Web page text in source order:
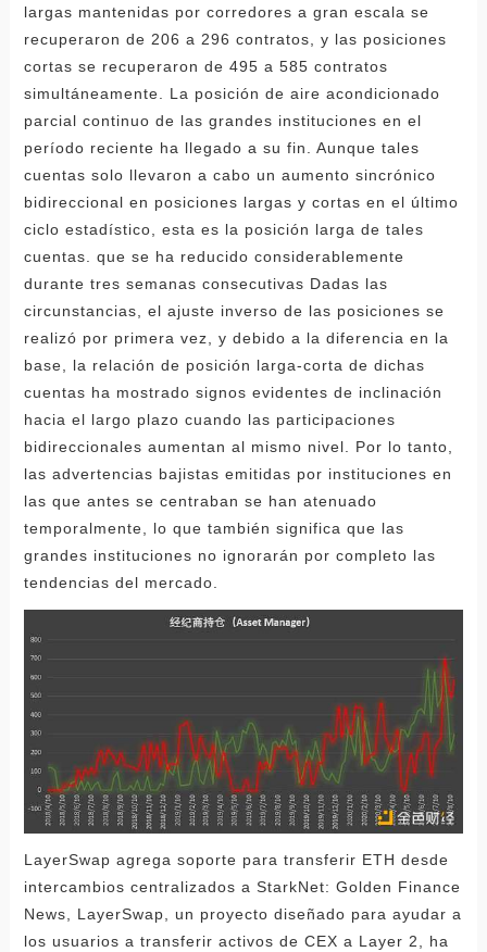
largas mantenidas por corredores a gran escala se
recuperaron de 206 a 296 contratos, y las posiciones
cortas se recuperaron de 495 a 585 contratos
simultáneamente. La posición de aire acondicionado
parcial continuo de las grandes instituciones en el
período reciente ha llegado a su fin. Aunque tales
cuentas solo llevaron a cabo un aumento sincrónico
bidireccional en posiciones largas y cortas en el último
ciclo estadístico, esta es la posición larga de tales
cuentas. que se ha reducido considerablemente
durante tres semanas consecutivas Dadas las
circunstancias, el ajuste inverso de las posiciones se
realizó por primera vez, y debido a la diferencia en la
base, la relación de posición larga-corta de dichas
cuentas ha mostrado signos evidentes de inclinación
hacia el largo plazo cuando las participaciones
bidireccionales aumentan al mismo nivel. Por lo tanto,
las advertencias bajistas emitidas por instituciones en
las que antes se centraban se han atenuado
temporalmente, lo que también significa que las
grandes instituciones no ignorarán por completo las
tendencias del mercado.
LayerSwap agrega soporte para transferir ETH desde
intercambios centralizados a StarkNet: Golden Finance
News, LayerSwap, un proyecto diseñado para ayudar a
los usuarios a transferir activos de CEX a Layer 2, ha